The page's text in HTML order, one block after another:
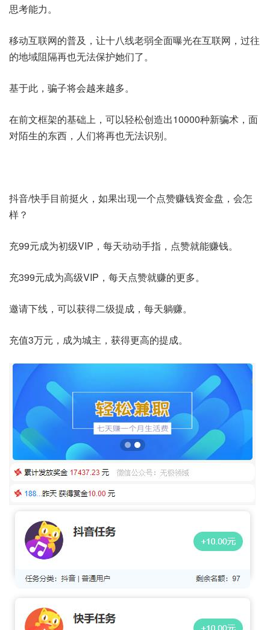
思考能力。
移动互联网的普及，让十八线老弱全面曝光在互联网，过往
的地域阻隔再也无法保护她们了。
基于此，骗子将会越来越多。
在前文框架的基础上，可以轻松创造出10000种新骗术，面
对陌生的东西，人们将再也无法识别。
抖音/快手目前挺火，如果出现一个点赞赚钱资金盘，会怎
样？
充99元成为初级VIP，每天动动手指，点赞就能赚钱。
充399元成为高级VIP，每天点赞就赚的更多。
邀请下线，可以获得二级提成，每天躺赚。
充值3万元，成为城主，获得更高的提成。